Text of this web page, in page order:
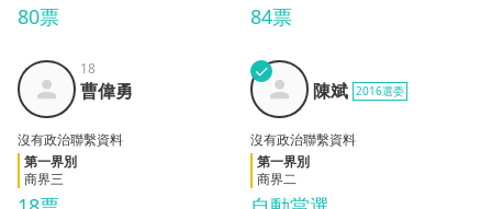
80票 84票
曹偉
勇
18
曹偉勇
沒有政治聯繫資料
第一界別
商界三
陳斌
✓
陳斌 2016選委
沒有政治聯繫資料
第一界別
商界二